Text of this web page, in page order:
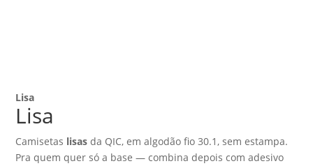
Lisa
Lisa
Camisetas lisas da QIC, em algodão fio 30.1, sem estampa.
Pra quem quer só a base — combina depois com adesivo